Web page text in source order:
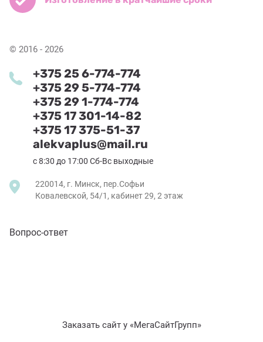
© 2016 - 2026
+375 25 6-774-774
+375 29 5-774-774
+375 29 1-774-774
+375 17 301-14-82
+375 17 375-51-37
alekvaplus@mail.ru
с 8:30 до 17:00 Сб-Вс выходные
220014, г. Минск, пер.Софьи
Ковалевской, 54/1, кабинет 29, 2 этаж
Вопрос-ответ
Заказать сайт у «МегаСайтГрупп»